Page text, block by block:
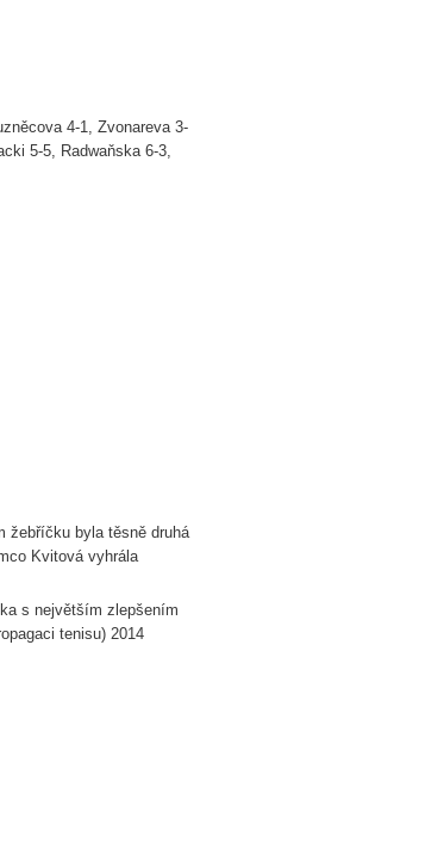
4-1, Zvonareva 3-
5-5, Radwaňska 6-3,
žebříčku byla těsně druhá
Kvitová vyhrála
s největším zlepšením
tenisu) 2014